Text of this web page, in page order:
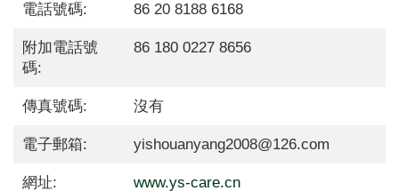
電話號碼: 86 20 8188 6168
附加電話號
碼:
86 180 0227 8656
傳真號碼: 沒有
電子郵箱: yishouanyang2008@126.com
網址: www.ys-care.cn